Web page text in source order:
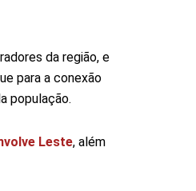
da região, e
para a conexão
população.
Leste, além